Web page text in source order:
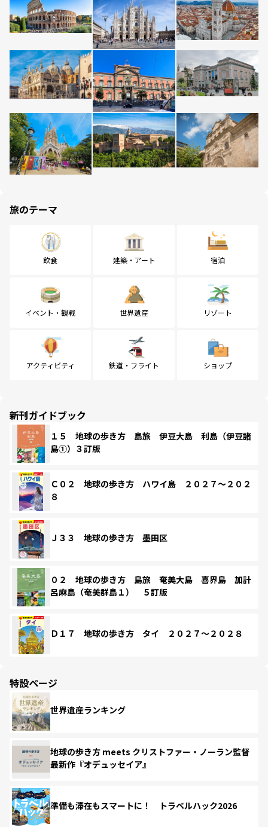
旅のテーマ
飲食 建築・アート 宿泊
イベント・観戦 世界遺産 リゾート
アクティビティ 鉄道・フライト ショップ
新刊ガイドブック
１５ 地球の歩き方 島旅 伊豆大島 利島（伊豆諸
島①）３訂版
Ｃ０２ 地球の歩き方 ハワイ島 ２０２７～２０２
８
Ｊ３３ 地球の歩き方 墨田区
０２ 地球の歩き方 島旅 奄美大島 喜界島 加計
呂麻島（奄美群島１） ５訂版
Ｄ１７ 地球の歩き方 タイ ２０２７～２０２８
特設ページ
世界遺産ランキング
地球の歩き方 meets クリストファー・ノーラン監督
最新作『オデュッセイア』
準備も滞在もスマートに！ トラベルハック2026